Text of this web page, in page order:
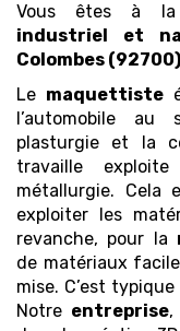
Vous êtes à
industriel et
Colombes (92700)
Le maquettiste
l’automobile au
plasturgie et la
travaille
métallurgie. Cela
exploiter les
revanche, pour la
de matériaux
mise. C’est
Notre entreprise,